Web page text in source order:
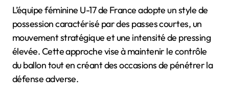
L’équipe féminine U-17 de France adopte un style de
possession caractérisé par des passes courtes, un
mouvement stratégique et une intensité de pressing
élevée. Cette approche vise à maintenir le contrôle
du ballon tout en créant des occasions de pénétrer la
défense adverse.